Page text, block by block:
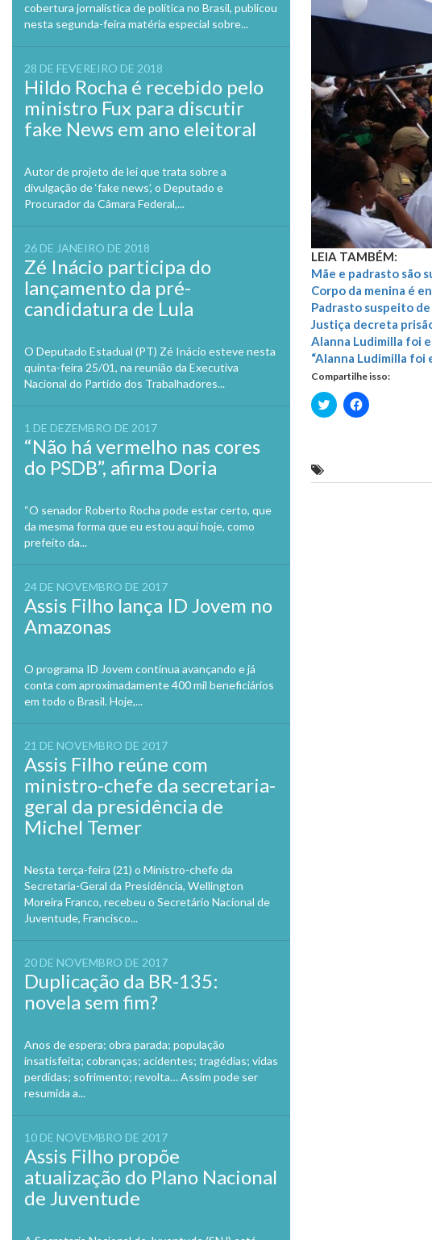
cobertura jornalística de política no Brasil, publicou
nesta segunda-feira matéria especial sobre...
28 DE FEVEREIRO DE 2018
Hildo Rocha é recebido pelo
ministro Fux para discutir
fake News em ano eleitoral
Autor de projeto de lei que trata sobre a
divulgação de ‘fake news’, o Deputado e
Procurador da Câmara Federal,...
26 DE JANEIRO DE 2018
Zé Inácio participa do
lançamento da pré-
candidatura de Lula
O Deputado Estadual (PT) Zé Inácio esteve nesta
quinta-feira 25/01, na reunião da Executiva
Nacional do Partido dos Trabalhadores...
1 DE DEZEMBRO DE 2017
“Não há vermelho nas cores
do PSDB”, afirma Doria
“O senador Roberto Rocha pode estar certo, que
da mesma forma que eu estou aqui hoje, como
prefeito da...
24 DE NOVEMBRO DE 2017
Assis Filho lança ID Jovem no
Amazonas
O programa ID Jovem continua avançando e já
conta com aproximadamente 400 mil beneficiários
em todo o Brasil. Hoje,...
21 DE NOVEMBRO DE 2017
Assis Filho reúne com
ministro-chefe da secretaria-
geral da presidência de
Michel Temer
Nesta terça-feira (21) o Ministro-chefe da
Secretaria-Geral da Presidência, Wellington
Moreira Franco, recebeu o Secretário Nacional de
Juventude, Francisco...
20 DE NOVEMBRO DE 2017
Duplicação da BR-135:
novela sem fim?
Anos de espera; obra parada; população
insatisfeita; cobranças; acidentes; tragédias; vidas
perdidas; sofrimento; revolta… Assim pode ser
resumida a...
10 DE NOVEMBRO DE 2017
Assis Filho propõe
atualização do Plano Nacional
de Juventude
LEIA TAMBÉM:
Mãe e padrasto são
Corpo da menina é
Padrasto suspeito
Justiça decreta
Alanna Ludimilla foi
“Alanna Ludimilla foi
Compartilhe isso:
Clique
para
Clique
para